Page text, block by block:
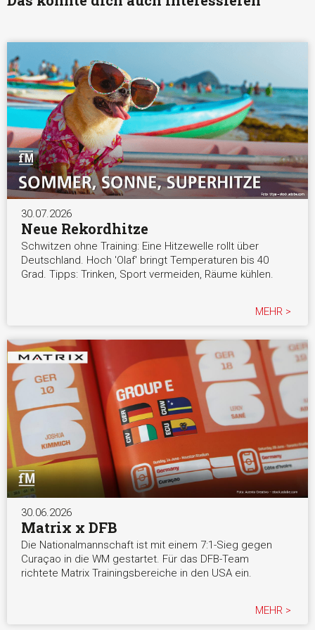
30.07.2026
Neue Rekordhitze
Schwitzen ohne Training: Eine Hitzewelle rollt über
Deutschland. Hoch 'Olaf' bringt Temperaturen bis 40
Grad. Tipps: Trinken, Sport vermeiden, Räume kühlen.
MEHR >
30.06.2026
Matrix x DFB
Die Nationalmannschaft ist mit einem 7:1-Sieg gegen
Curaçao in die WM gestartet. Für das DFB-Team
richtete Matrix Trainingsbereiche in den USA ein.
MEHR >